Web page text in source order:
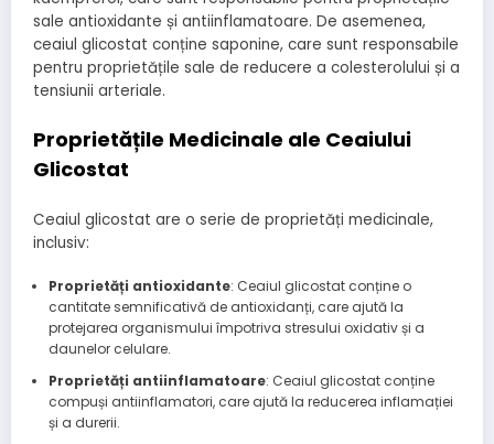
sale antioxidante și antiinflamatoare. De asemenea,
ceaiul glicostat conține saponine, care sunt responsabile
pentru proprietățile sale de reducere a colesterolului și a
tensiunii arteriale.
Proprietățile Medicinale ale Ceaiului
Glicostat
Ceaiul glicostat are o serie de proprietăți medicinale,
inclusiv:
Proprietăți antioxidante: Ceaiul glicostat conține o
cantitate semnificativă de antioxidanți, care ajută la
protejarea organismului împotriva stresului oxidativ și a
daunelor celulare.
Proprietăți antiinflamatoare: Ceaiul glicostat conține
compuși antiinflamatori, care ajută la reducerea inflamației
și a durerii.